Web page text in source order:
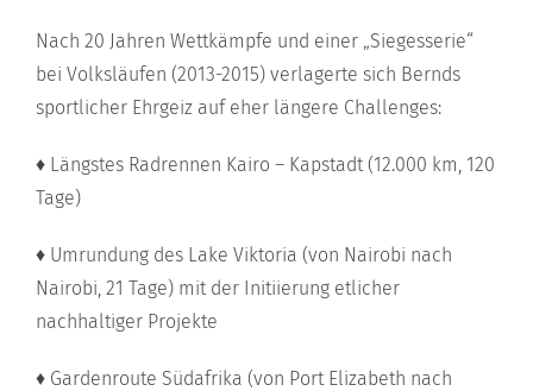
Nach 20 Jahren Wettkämpfe und einer „Siegesserie“
bei Volksläufen (2013-2015) verlagerte sich Bernds
sportlicher Ehrgeiz auf eher längere Challenges:
♦ Längstes Radrennen Kairo – Kapstadt (12.000 km, 120
Tage)
♦ Umrundung des Lake Viktoria (von Nairobi nach
Nairobi, 21 Tage) mit der Initiierung etlicher
nachhaltiger Projekte
♦ Gardenroute Südafrika (von Port Elizabeth nach